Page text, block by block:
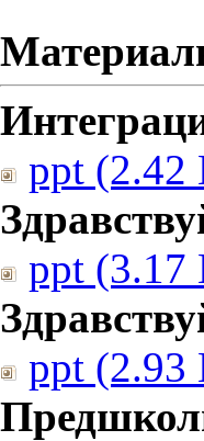
ppt (2.42
ppt (3.17
ppt (2.93